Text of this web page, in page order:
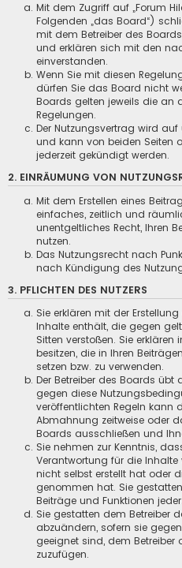
Mit dem Zugriff auf „Forum
Folgenden „das Board“)
mit dem Betreiber des
und erklären sich mit den
einverstanden.
Wenn Sie mit diesen
dürfen Sie das Board nicht
Boards gelten jeweils die an
Regelungen.
Der Nutzungsvertrag wird
und kann von beiden Seiten
jederzeit gekündigt werden.
2. EINRÄUMUNG VON
Mit dem Erstellen eines
einfaches, zeitlich und
unentgeltliches Recht, Ihren
nutzen.
Das Nutzungsrecht nach
nach Kündigung des
3. PFLICHTEN DES NUTZERS
Sie erklären mit der
Inhalte enthält, die gegen
Sitten verstoßen. Sie
besitzen, die in Ihren
setzen bzw. zu verwenden.
Der Betreiber des Boards übt
gegen diese
veröffentlichten Regeln kann
Abmahnung zeitweise oder
Boards ausschließen und
Sie nehmen zur Kenntnis,
Verantwortung für die
nicht selbst erstellt hat oder
genommen hat. Sie
Beiträge und Funktionen
Sie gestatten dem Betreiber
abzuändern, sofern sie
geeignet sind, dem Betreiber
zuzufügen.